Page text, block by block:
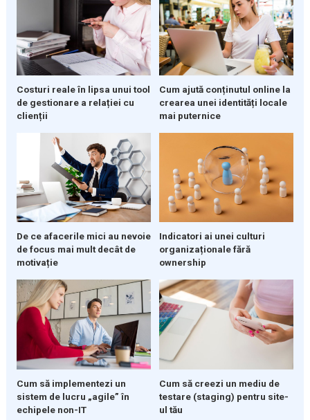
Costuri reale în lipsa unui tool
de gestionare a relației cu
clienții
Cum ajută conținutul online la
crearea unei identități locale
mai puternice
De ce afacerile mici au nevoie
de focus mai mult decât de
motivație
Indicatori ai unei culturi
organizaționale fără
ownership
Cum să implementezi un
sistem de lucru „agile” în
echipele non-IT
Cum să creezi un mediu de
testare (staging) pentru site-
ul tău